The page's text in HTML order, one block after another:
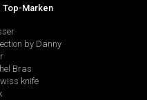
Top-Marken
by Danny
Bras
knife